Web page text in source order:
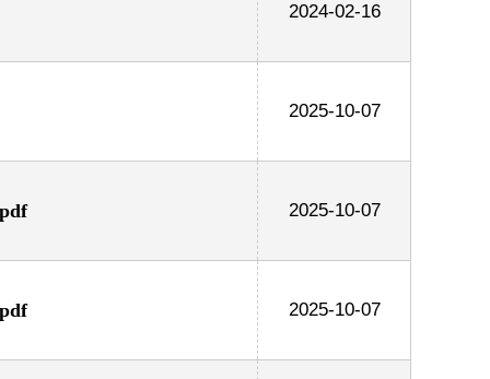
2024-02-16
2025-10-07
2025-10-07
2025-10-07